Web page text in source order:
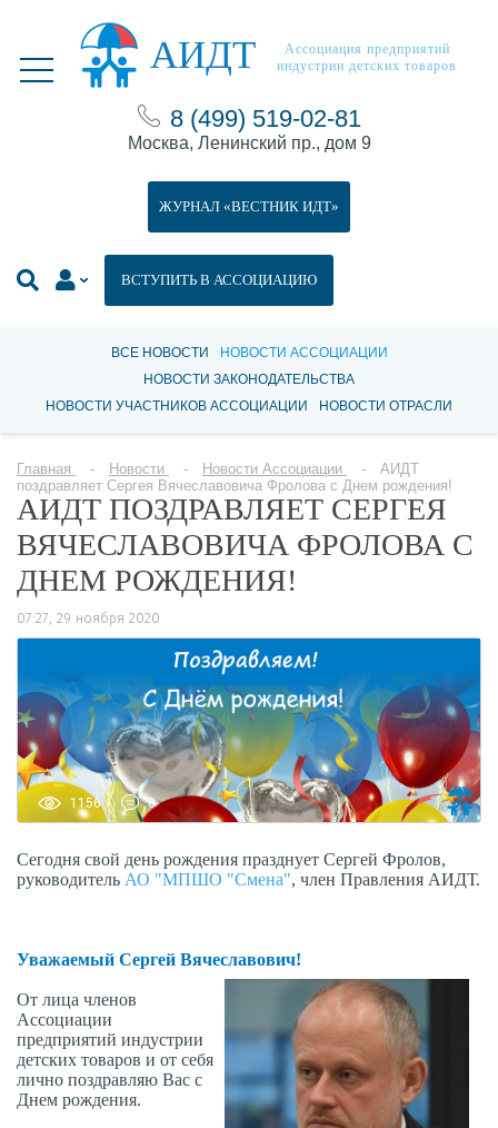
АИДТ
Ассоциация предприятий
индустрии детских товаров
8 (499) 519-02-81
Москва, Ленинский пр., дом 9
ВСТУПИТЬ В АССОЦИАЦИЮ
ЖУРНАЛ «ВЕСТНИК ИДТ»
ВСЕ НОВОСТИ
НОВОСТИ АССОЦИАЦИИ
НОВОСТИ ЗАКОНОДАТЕЛЬСТВА
НОВОСТИ УЧАСТНИКОВ АССОЦИАЦИИ
НОВОСТИ ОТРАСЛИ
Главная Новости Новости Ассоциации
АИДТ
поздравляет Сергея Вячеславовича Фролова с Днем рождения!
АИДТ ПОЗДРАВЛЯЕТ СЕРГЕЯ
ВЯЧЕСЛАВОВИЧА ФРОЛОВА С
ДНЕМ РОЖДЕНИЯ!
07:27, 29 ноября 2020
1156 0
Сегодня свой день рождения празднует Сергей Фролов,
руководитель АО "МПШО "Смена", член Правления АИДТ.
Уважаемый Сергей Вячеславович!
От лица членов
Ассоциации
предприятий индустрии
детских товаров и от себя
лично поздравляю Вас с
Днем рождения.